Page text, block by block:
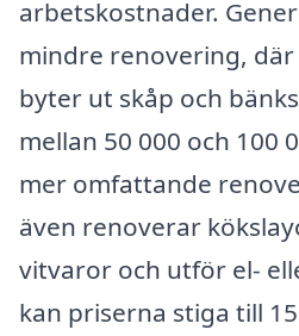
arbetskostnader.
mindre renovering, där
byter ut skåp och
mellan 50 000 och 100
mer omfattande
även renoverar
vitvaror och utför el-
kan priserna stiga till